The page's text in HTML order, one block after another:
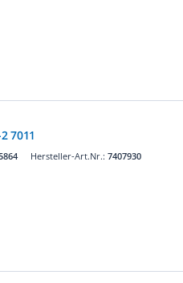
7011
Hersteller-Art.Nr.: 7407930